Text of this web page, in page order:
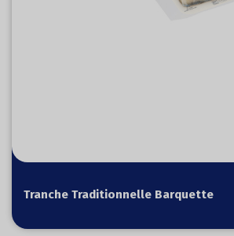
Tranche Traditionnelle Barquette